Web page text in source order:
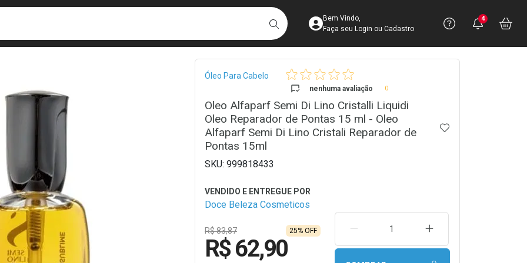
BUSCARAcesse sua Conta
Bem Vindo,
Faça seu Login ou Cadastro
Precisa
Ver Recursos
Você
4
Breadcrumb
Óleo Para Cabelo
nenhuma avaliação 0
Oleo Alfaparf Semi Di Lino Cristalli Liquidi
Oleo Reparador de Pontas 15 ml - Oleo
Alfaparf Semi Di Lino Cristali Reparador de
Pontas 15ml
ADICIONAR AOS
999818433
Doce Beleza Cosmeticos
R$ 83,87 25% OFF
R$ 62,90
REMOVER UMA UNIDADEAUMENTAR UMA